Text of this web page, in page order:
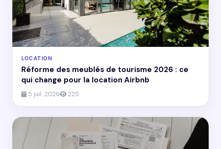
LOCATION
Réforme des meublés de tourisme 2026 : ce
qui change pour la location Airbnb
5 juil. 2026 225